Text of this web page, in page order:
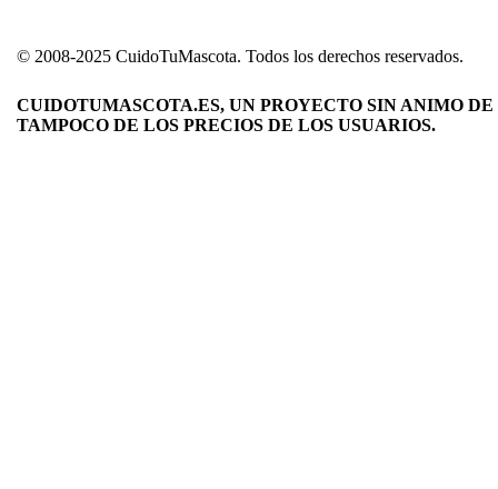
© 2008-2025 CuidoTuMascota. Todos los derechos reservados.
CUIDOTUMASCOTA.ES, UN PROYECTO SIN ANIMO
TAMPOCO DE LOS PRECIOS DE LOS USUARIOS.